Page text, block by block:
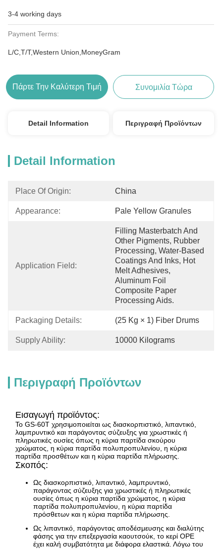
3-4 working days
Payment Terms:
L/C,T/T,Western Union,MoneyGram
Πάρτε Την Καλύτερη Τιμή Συνομιλία Τώρα
Detail Information Περιγραφή Προϊόντων
Detail Information
Place Of Origin: China
Appearance: Pale Yellow Granules
Application Field:
Filling Masterbatch And
Other Pigments, Rubber
Processing, Water-Based
Coatings And Inks, Hot
Melt Adhesives,
Aluminum Foil
Composite Paper
Processing Aids.
Packaging Details: (25 Kg × 1) Fiber Drums
Supply Ability: 10000 Kilograms
Περιγραφή Προϊόντων
Εισαγωγή προϊόντος:
Το GS-60T χρησιμοποιείται ως διασκορπιστικό, λιπαντικό,
λαμπρυντικό και παράγοντας σύζευξης για χρωστικές ή
πληρωτικές ουσίες όπως η κύρια παρτίδα σκούρου
χρώματος, η κύρια παρτίδα πολυπροπυλενίου, η κύρια
παρτίδα προσθέτων και η κύρια παρτίδα πλήρωσης.
Σκοπός:
Ως διασκορπιστικό, λιπαντικό, λαμπρυντικό,
παράγοντας σύζευξης για χρωστικές ή πληρωτικές
ουσίες όπως η κύρια παρτίδα χρώματος, η κύρια
παρτίδα πολυπροπυλενίου, η κύρια παρτίδα
πρόσθετων και η κύρια παρτίδα πλήρωσης.
Ως λιπαντικό, παράγοντας αποδέσμευσης και διαλύτης
φάσης για την επεξεργασία καουτσούκ, το κερί OPE
έχει καλή συμβατότητα με διάφορα ελαστικά. Λόγω του